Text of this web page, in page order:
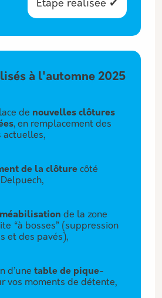
Étape réalisée ✔
à l'automne 2025
de nouvelles clôtures
, en remplacement des
actuelles,
de la clôture côté
de la zone
“à bosses” (suppression
et des pavés),
d’une table de pique-
vos moments de détente,